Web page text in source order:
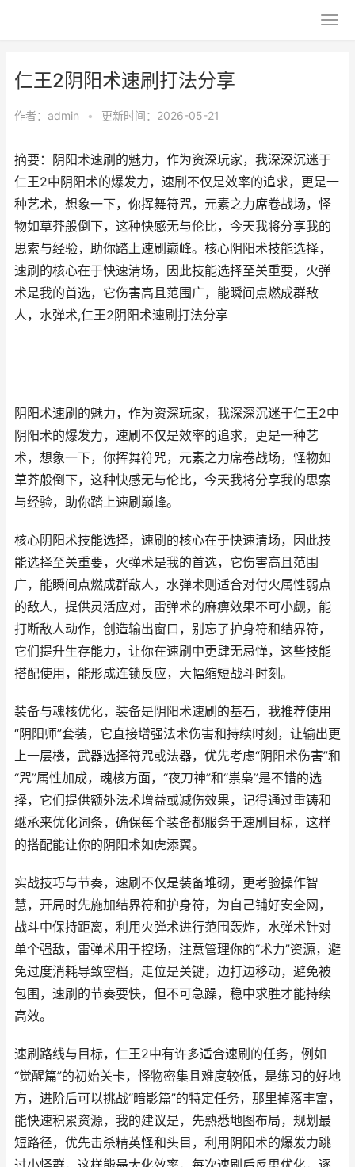
仁王2阴阳术速刷打法分享
作者： admin • 更新时间：2026-05-21
摘要：阴阳术速刷的魅力，作为资深玩家，我深深沉迷于
仁王2中阴阳术的爆发力，速刷不仅是效率的追求，更是一
种艺术，想象一下，你挥舞符咒，元素之力席卷战场，怪
物如草芥般倒下，这种快感无与伦比，今天我将分享我的
思索与经验，助你踏上速刷巅峰。核心阴阳术技能选择，
速刷的核心在于快速清场，因此技能选择至关重要，火弹
术是我的首选，它伤害高且范围广，能瞬间点燃成群敌
人，水弹术,仁王2阴阳术速刷打法分享
阴阳术速刷的魅力，作为资深玩家，我深深沉迷于仁王2中
阴阳术的爆发力，速刷不仅是效率的追求，更是一种艺
术，想象一下，你挥舞符咒，元素之力席卷战场，怪物如
草芥般倒下，这种快感无与伦比，今天我将分享我的思索
与经验，助你踏上速刷巅峰。
核心阴阳术技能选择，速刷的核心在于快速清场，因此技
能选择至关重要，火弹术是我的首选，它伤害高且范围
广，能瞬间点燃成群敌人，水弹术则适合对付火属性弱点
的敌人，提供灵活应对，雷弹术的麻痹效果不可小觑，能
打断敌人动作，创造输出窗口，别忘了护身符和结界符，
它们提升生存能力，让你在速刷中更肆无忌惮，这些技能
搭配使用，能形成连锁反应，大幅缩短战斗时刻。
装备与魂核优化，装备是阴阳术速刷的基石，我推荐使用
“阴阳师”套装，它直接增强法术伤害和持续时刻，让输出更
上一层楼，武器选择符咒或法器，优先考虑“阴阳术伤害”和
“咒”属性加成，魂核方面，“夜刀神”和“祟枭”是不错的选
择，它们提供额外法术增益或减伤效果，记得通过重铸和
继承来优化词条，确保每个装备都服务于速刷目标，这样
的搭配能让你的阴阳术如虎添翼。
实战技巧与节奏，速刷不仅是装备堆砌，更考验操作智
慧，开局时先施加结界符和护身符，为自己铺好安全网，
战斗中保持距离，利用火弹术进行范围轰炸，水弹术针对
单个强敌，雷弹术用于控场，注意管理你的“术力”资源，避
免过度消耗导致空档，走位是关键，边打边移动，避免被
包围，速刷的节奏要快，但不可急躁，稳中求胜才能持续
高效。
速刷路线与目标，仁王2中有许多适合速刷的任务，例如
“觉醒篇”的初始关卡，怪物密集且难度较低，是练习的好地
方，进阶后可以挑战“暗影篇”的特定任务，那里掉落丰富，
能快速积累资源，我的建议是，先熟悉地图布局，规划最
短路径，优先击杀精英怪和头目，利用阴阳术的爆发力跳